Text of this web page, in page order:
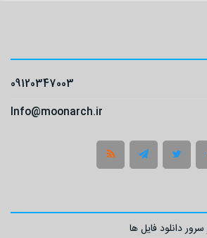
09120347003
Info@moonarch.ir
دانلود فایل ها